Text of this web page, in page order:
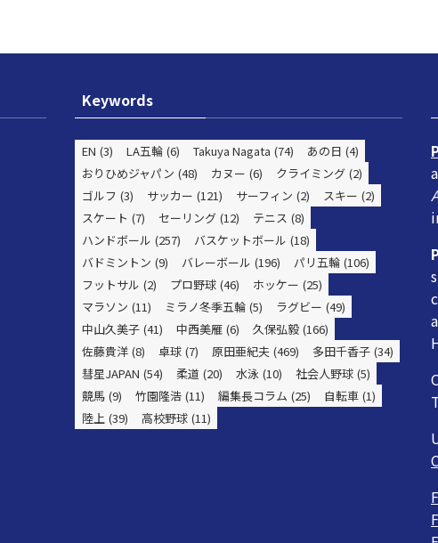
Keywords
EN (3) LA五輪 (6) Takuya Nagata (74) あの日 (4)
おりひめジャパン (48) カヌー (6) クライミング (2)
ゴルフ (3) サッカー (121) サーフィン (2) スキー (2)
スケート (7) セーリング (12) テニス (8)
ハンドボール (257) バスケットボール (18)
バドミントン (9) バレーボール (196) パリ五輪 (106)
フットサル (2) プロ野球 (46) ホッケー (25)
マラソン (11) ミラノ冬季五輪 (5) ラグビー (49)
中山久美子 (41) 中西美雁 (6) 久保弘毅 (166)
佐藤貴洋 (8) 卓球 (7) 原田亜紀夫 (469) 多田千香子 (34)
彗星JAPAN (54) 柔道 (20) 水泳 (10) 社会人野球 (5)
競馬 (9) 竹園隆浩 (11) 編集長コラム (25) 自転車 (1)
陸上 (39) 高校野球 (11)